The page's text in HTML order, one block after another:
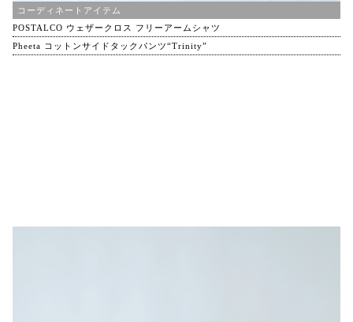
コーディネートアイテム
POSTALCO ウェザークロス フリーアームシャツ
Pheeta コットンサイドタックパンツ“Trinity”